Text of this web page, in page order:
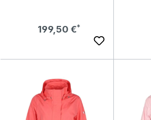
Regulärer Preis:
199,50 €